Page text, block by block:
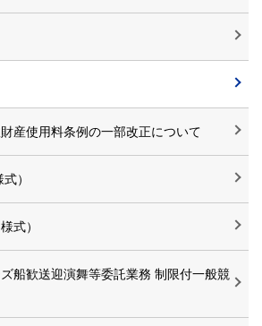
産使用料条例の一部改正について
）
式）
船歓送迎演舞等委託業務 制限付一般競